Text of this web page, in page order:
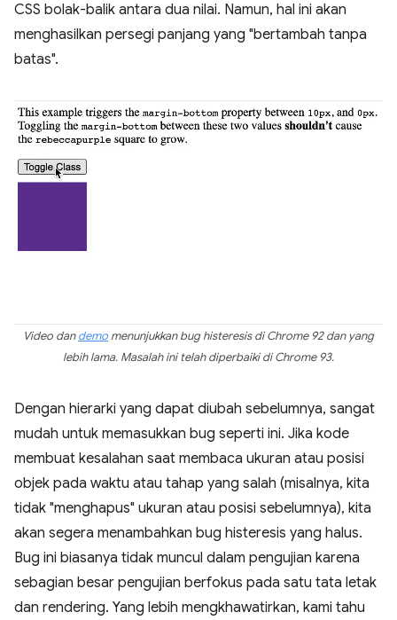
CSS bolak-balik antara dua nilai. Namun, hal ini akan
menghasilkan persegi panjang yang "bertambah tanpa
batas".
Video dandemo menunjukkan bug histeresis di Chrome 92 dan yang
lebih lama. Masalah ini telah diperbaiki di Chrome 93.
Dengan hierarki yang dapat diubah sebelumnya, sangat
mudah untuk memasukkan bug seperti ini. Jika kode
membuat kesalahan saat membaca ukuran atau posisi
objek pada waktu atau tahap yang salah (misalnya, kita
tidak "menghapus" ukuran atau posisi sebelumnya), kita
akan segera menambahkan bug histeresis yang halus.
Bug ini biasanya tidak muncul dalam pengujian karena
sebagian besar pengujian berfokus pada satu tata letak
dan rendering. Yang lebih mengkhawatirkan, kami tahu